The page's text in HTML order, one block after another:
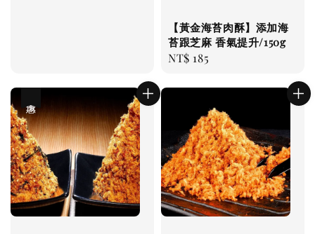
【黃金海苔肉酥】添加海
苔跟芝麻 香氣提升/150g
Regular
NT$ 185